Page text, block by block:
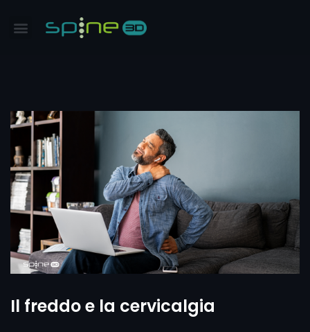
Il freddo e la cervicalgia